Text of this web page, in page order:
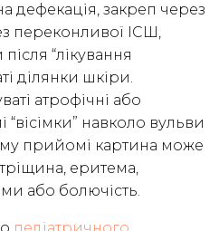
дефекація, закреп через
переконливої ІСШ,
“лікування
ділянки шкіри.
атрофічні або
навколо вульви
прийомі картина може
еритема,
або болючість.